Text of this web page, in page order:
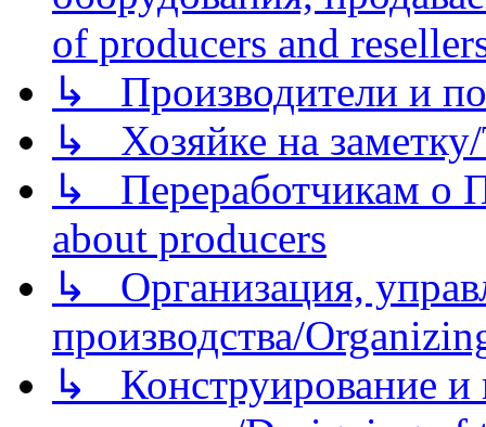
of producers and
↳ Производители и
↳ Хозяйке на
↳ Переработчикам о
about producers
↳ Организация,
производства/
↳ Конструирование и